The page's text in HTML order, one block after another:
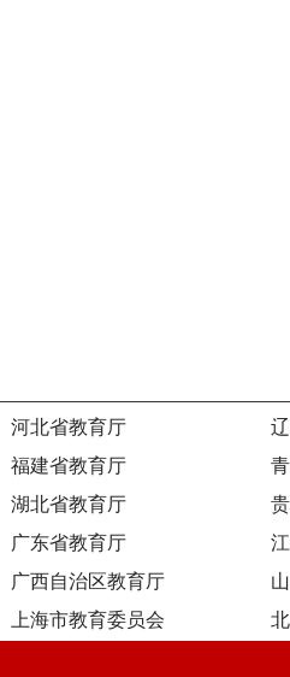
河北省教育厅
福建省教育厅
湖北省教育厅
广东省教育厅
广西自治区教育厅
上海市教育委员会